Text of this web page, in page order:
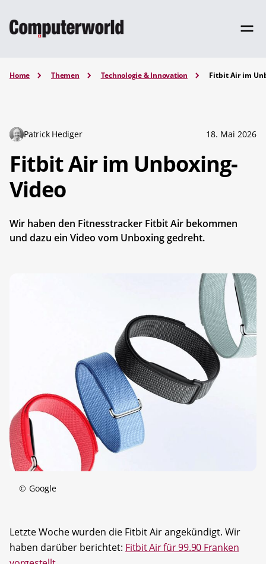
Home Themen Technologie & Innovation Fitbit Air im
Patrick Hediger 18. Mai 2026
Fitbit Air im Unboxing-
Video
Wir haben den Fitnesstracker Fitbit Air bekommen
und dazu ein Video vom Unboxing gedreht.
© Google
Letzte Woche wurden die Fitbit Air angekündigt. Wir
haben darüber berichtet: Fitbit Air für 99.90 Franken